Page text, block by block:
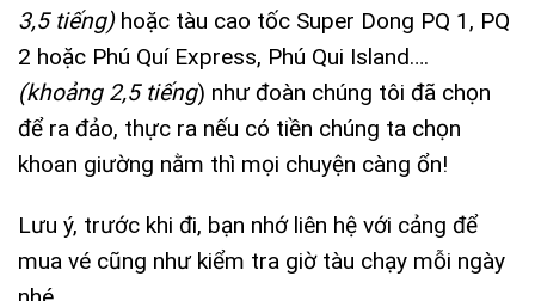
3,5 tiếng)hoặc tàu cao tốc Super Dong PQ 1, PQ
2 hoặc Phú Quí Express, Phú Qui Island….
(khoảng 2,5 tiếng) như đoàn chúng tôi đã chọn
để ra đảo, thực ra nếu có tiền chúng ta chọn
khoan giường nằm thì mọi chuyện càng ổn!
Lưu ý, trước khi đi, bạn nhớ liên hệ với cảng để
mua vé cũng như kiểm tra giờ tàu chạy mỗi ngày